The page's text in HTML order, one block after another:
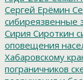
Сергей Ерёмин
сибиреязвенные
Сирия Сироткин
оповещения
Хабаровскому
пограничников